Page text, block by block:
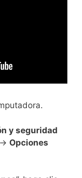
y seguridad
→ Opciones